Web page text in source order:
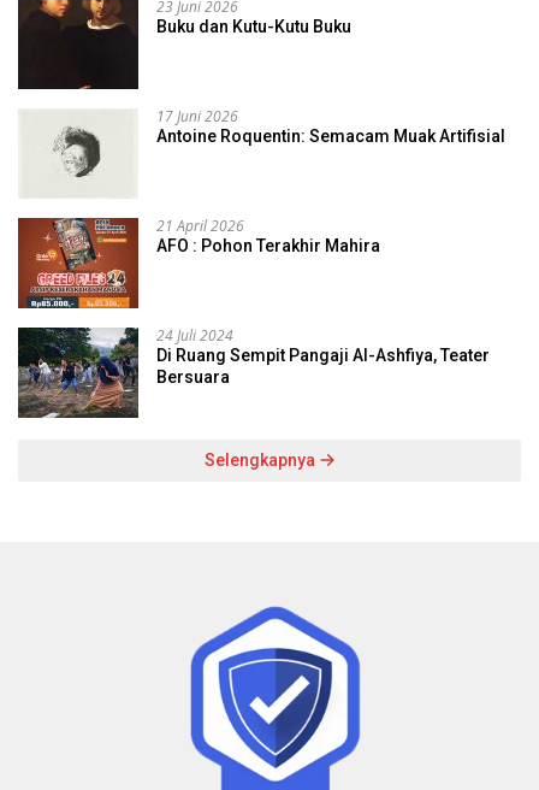
23 Juni 2026
Buku dan Kutu-Kutu Buku
17 Juni 2026
Antoine Roquentin: Semacam Muak Artifisial
21 April 2026
AFO : Pohon Terakhir Mahira
24 Juli 2024
Di Ruang Sempit Pangaji Al-Ashfiya, Teater
Bersuara
Selengkapnya